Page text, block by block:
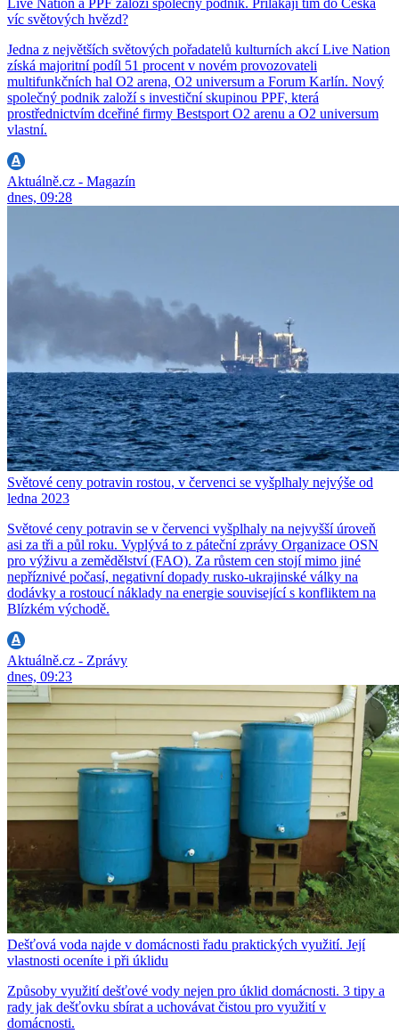
víc světových hvězd?
Jedna z největších světových pořadatelů kulturních akcí Live Nation
získá majoritní podíl 51 procent v novém provozovateli
multifunkčních hal O2 arena, O2 universum a Forum Karlín. Nový
společný podnik založí s investiční skupinou PPF, která
prostřednictvím dceřiné firmy Bestsport O2 arenu a O2 universum
vlastní.
Aktuálně.cz - Magazín
dnes, 09:28
Světové ceny potravin rostou, v červenci se vyšplhaly nejvýše od
ledna 2023
Světové ceny potravin se v červenci vyšplhaly na nejvyšší úroveň
asi za tři a půl roku. Vyplývá to z páteční zprávy Organizace OSN
pro výživu a zemědělství (FAO). Za růstem cen stojí mimo jiné
nepříznivé počasí, negativní dopady rusko-ukrajinské války na
dodávky a rostoucí náklady na energie související s konfliktem na
Blízkém východě.
Aktuálně.cz - Zprávy
dnes, 09:23
Dešťová voda najde v domácnosti řadu praktických využití. Její
vlastnosti oceníte i při úklidu
Způsoby využití dešťové vody nejen pro úklid domácnosti. 3 tipy a
rady jak dešťovku sbírat a uchovávat čistou pro využití v
domácnosti.